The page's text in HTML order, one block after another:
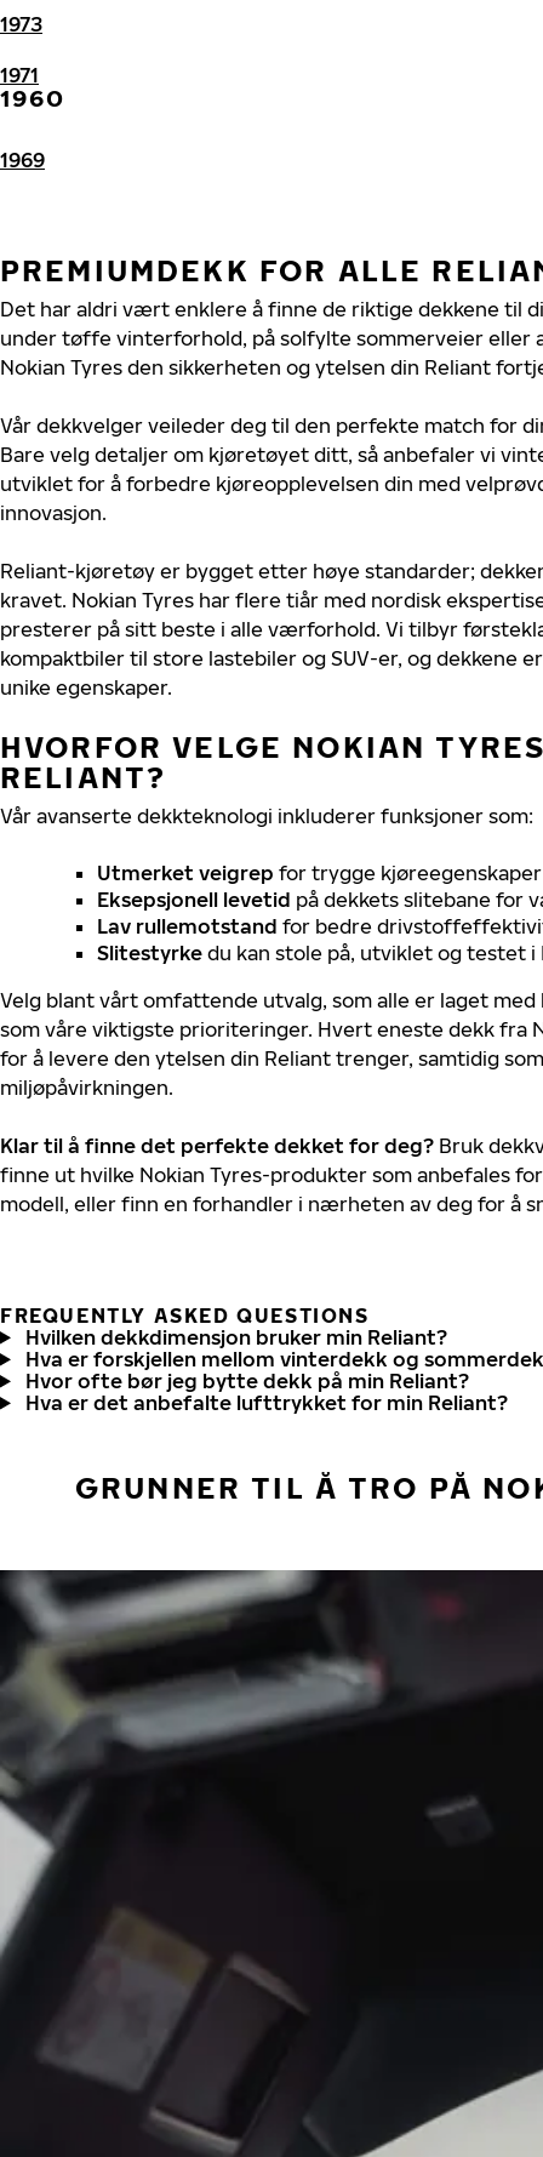
1973
1971
1960
1969
PREMIUMDEKK FOR ALLE
Det har aldri vært enklere å finne de riktige dekkene til
under tøffe vinterforhold, på solfylte sommerveier eller
Nokian Tyres den sikkerheten og ytelsen din Reliant
Vår dekkvelger veileder deg til den perfekte match for
Bare velg detaljer om kjøretøyet ditt, så anbefaler vi
utviklet for å forbedre kjøreopplevelsen din med
innovasjon.
Reliant-kjøretøy er bygget etter høye standarder;
kravet. Nokian Tyres har flere tiår med nordisk
presterer på sitt beste i alle værforhold. Vi tilbyr
kompaktbiler til store lastebiler og SUV-er, og dekkene
unike egenskaper.
HVORFOR VELGE NOKIAN
RELIANT?
Vår avanserte dekkteknologi inkluderer funksjoner som:
Utmerket veigrep for trygge
Eksepsjonell levetid på dekkets slitebane for
Lav rullemotstand for bedre
Slitestyrke du kan stole på, utviklet og testet i
Velg blant vårt omfattende utvalg, som alle er laget
som våre viktigste prioriteringer. Hvert eneste dekk fra
for å levere den ytelsen din Reliant trenger, samtidig
miljøpåvirkningen.
Klar til å finne det perfekte dekket for deg? Bruk
finne ut hvilke Nokian Tyres-produkter som anbefales
modell, eller finn en forhandler i nærheten av deg for å
FREQUENTLY ASKED QUESTIONS
Hvilken dekkdimensjon bruker min Reliant?
Hva er forskjellen mellom vinterdekk og
Hvor ofte bør jeg bytte dekk på min Reliant?
Hva er det anbefalte lufttrykket for min Reliant?
GRUNNER TIL Å TRO PÅ